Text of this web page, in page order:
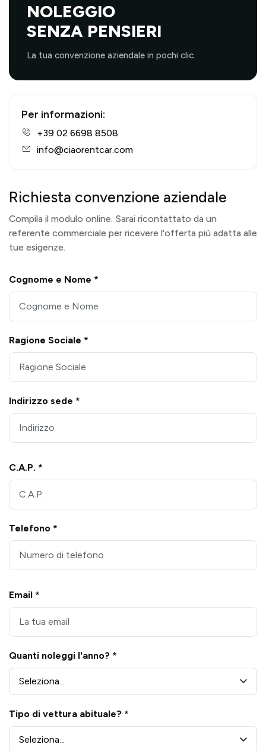
NOLEGGIO
SENZA PENSIERI
La tua convenzione aziendale in pochi clic.
Per informazioni:
+39 02 6698 8508
info@ciaorentcar.com
Richiesta convenzione aziendale
Compila il modulo online. Sarai ricontattato da un
referente commerciale per ricevere l'offerta più adatta alle
tue esigenze.
Cognome e Nome *
Ragione Sociale *
Indirizzo sede *
C.A.P. *
Telefono *
Email *
Quanti noleggi l'anno? *
Tipo di vettura abituale? *